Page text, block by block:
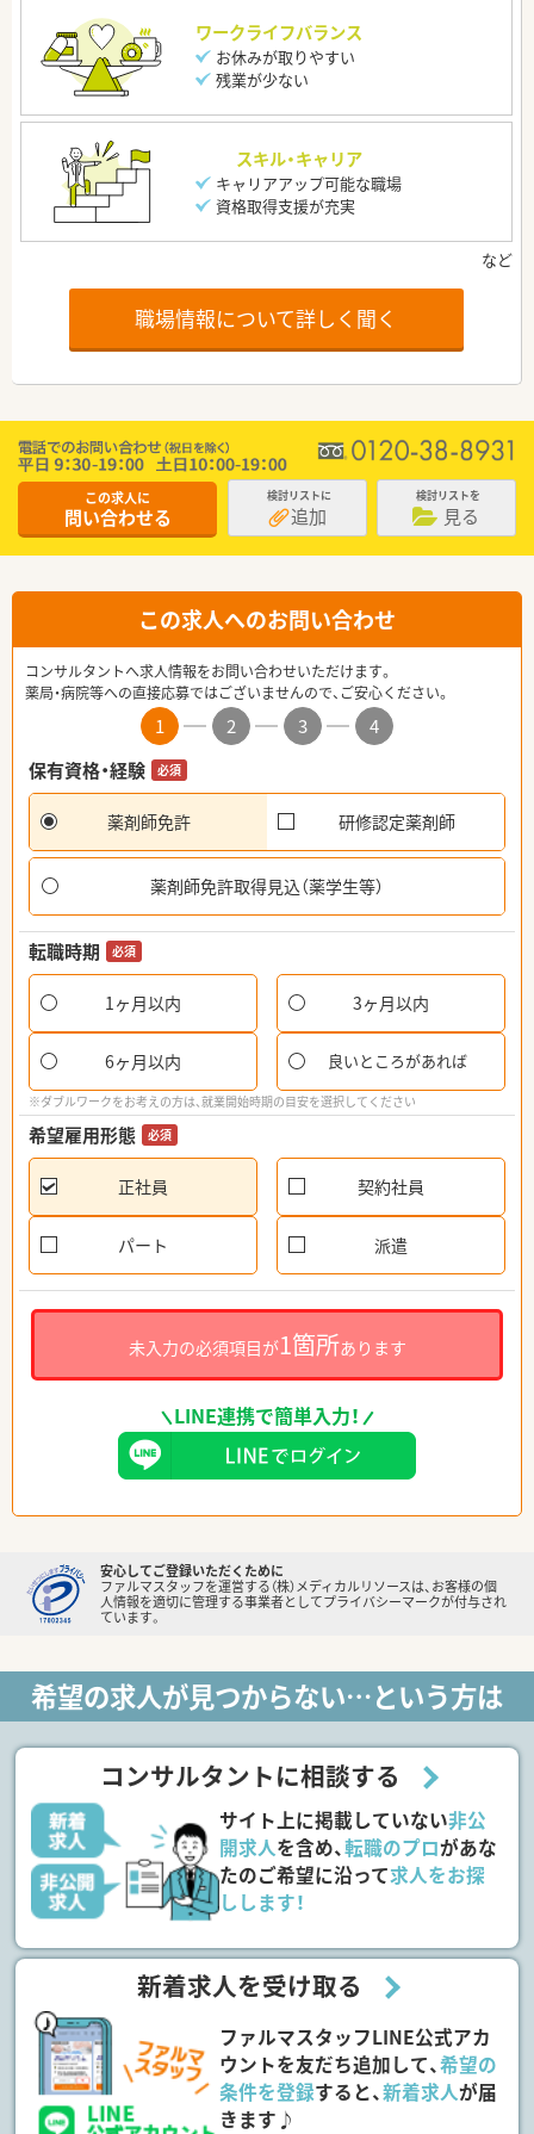
ワークライフバランス
お休みが取りやすい
残業が少ない
スキル・キャリア
キャリアアップ可能な職場
資格取得支援が充実
職場情報について詳しく聞く
この求人に
問い合わせる
検討リストに
追加
検討リストを
見る
この求人へのお問い合わせ
コンサルタントへ求人情報をお問い合わせいただけます。
薬局・病院等への直接応募ではございませんので、ご安心ください。
1 2 3
4
保有資格・経験
必須
薬剤師免許 研修認定薬剤師
薬剤師免許取得見込（薬学生等）
転職時期 必須
1ヶ月以内 3ヶ月以内
6ヶ月以内 良いところがあれば
※ダブルワークをお考えの方は、就業開始時期の目安を選択してください
希望雇用形態 必須
正社員 契約社員
パート 派遣
未入力の必須項目が1箇所あります
LINE連携で簡単入力！
安心してご登録いただくために
ファルマスタッフを運営する（株）メディカルリソースは、お客様の個
人情報を適切に管理する事業者としてプライバシーマークが付与され
ています。
希望の求人が見つからない…という方は
コンサルタントに相談する
サイト上に掲載していない非公
開求人を含め、転職のプロがあな
たのご希望に沿って求人をお探
しします！
新着求人を受け取る
ファルマスタッフLINE公式アカ
ウントを友だち追加して、希望の
条件を登録すると、新着求人が届
きます♪